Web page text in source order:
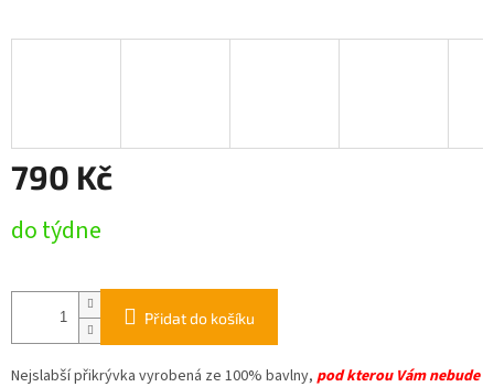
790 Kč
cena:
do týdne
Přidat do košíku
Nejslabší přikrývka vyrobená ze 100% bavlny, pod kterou Vám nebude